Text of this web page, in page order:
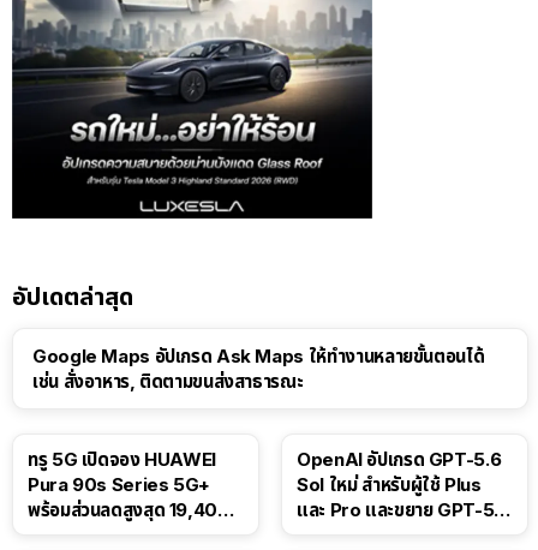
อัปเดตล่าสุด
Google Maps อัปเกรด Ask Maps ให้ทำงานหลายขั้นตอนได้
เช่น สั่งอาหาร, ติดตามขนส่งสาธารณะ
ทรู 5G เปิดจอง HUAWEI
Pura 90s Series 5G+
พร้อมส่วนลดสูงสุด 19,400
OpenAI อัปเกรด GPT-5.6
Sol ใหม่ สำหรับผู้ใช้ Plus
และ Pro และขยาย GPT-5.6